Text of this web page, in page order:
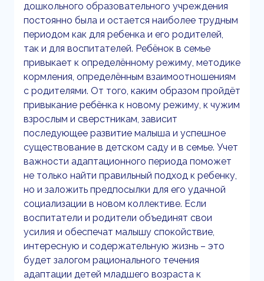
дошкольного образовательного учреждения
постоянно была и остается наиболее трудным
периодом как для ребенка и его родителей,
так и для воспитателей. Ребёнок в семье
привыкает к определённому режиму, методике
кормления, определённым взаимоотношениям
с родителями. От того, каким образом пройдёт
привыкание ребёнка к новому режиму, к чужим
взрослым и сверстникам, зависит
последующее развитие малыша и успешное
существование в детском саду и в семье. Учет
важности адаптационного периода поможет
не только найти правильный подход к ребенку,
но и заложить предпосылки для его удачной
социализации в новом коллективе. Если
воспитатели и родители объединят свои
усилия и обеспечат малышу спокойствие,
интересную и содержательную жизнь – это
будет залогом рационального течения
адаптации детей младшего возраста к